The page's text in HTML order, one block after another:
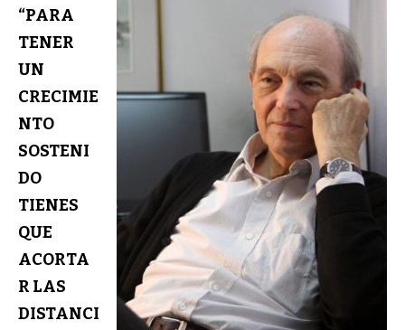
“PARA
TENER
UN
CRECIMIE
NTO
SOSTENI
DO
TIENES
QUE
ACORTA
R LAS
DISTANCI